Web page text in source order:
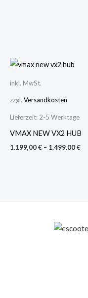
inkl. MwSt.
zzgl. Versandkosten
Lieferzeit: 2-5 Werktage
VMAX NEW VX2 HUB
1.199,00€ – 1.499,00€